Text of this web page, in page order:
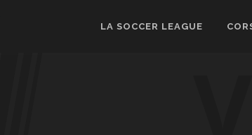
LA SOCCER LEAGUE